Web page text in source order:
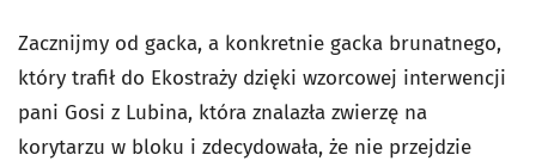
Zacznijmy od gacka, a konkretnie gacka brunatnego,
który trafił do Ekostraży dzięki wzorcowej interwencji
pani Gosi z Lubina, która znalazła zwierzę na
korytarzu w bloku i zdecydowała, że nie przejdzie